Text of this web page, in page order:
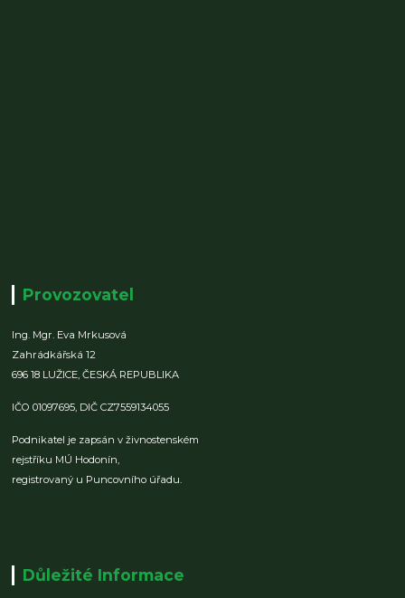
Provozovatel
Ing. Mgr. Eva Mrkusová
Zahrádkářská 12
696 18 LUŽICE,ČESKÁ REPUBLIKA
IČO 01097695, DIČ CZ7559134055
Podnikatel je zapsán v živnostenském
rejstříku MÚ Hodonín,
registrovaný u Puncovního úřadu.
Důležité Informace